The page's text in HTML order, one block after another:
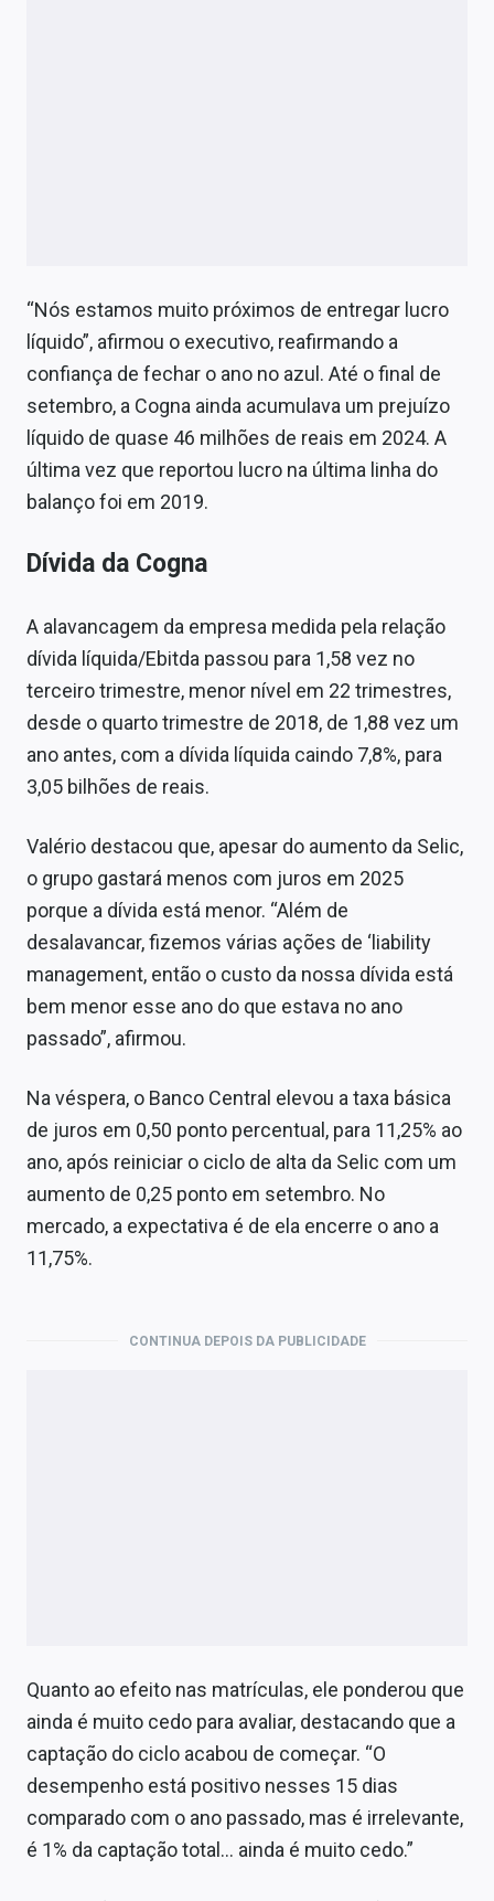
“Nós estamos muito próximos de entregar lucro
líquido”, afirmou o executivo, reafirmando a
confiança de fechar o ano no azul. Até o final de
setembro, a Cogna ainda acumulava um prejuízo
líquido de quase 46 milhões de reais em 2024. A
última vez que reportou lucro na última linha do
balanço foi em 2019.
Dívida da Cogna
A alavancagem da empresa medida pela relação
dívida líquida/Ebitda passou para 1,58 vez no
terceiro trimestre, menor nível em 22 trimestres,
desde o quarto trimestre de 2018, de 1,88 vez um
ano antes, com a dívida líquida caindo 7,8%, para
3,05 bilhões de reais.
Valério destacou que, apesar do aumento da Selic,
o grupo gastará menos com juros em 2025
porque a dívida está menor. “Além de
desalavancar, fizemos várias ações de ‘liability
management, então o custo da nossa dívida está
bem menor esse ano do que estava no ano
passado”, afirmou.
Na véspera, o Banco Central elevou a taxa básica
de juros em 0,50 ponto percentual, para 11,25% ao
ano, após reiniciar o ciclo de alta da Selic com um
aumento de 0,25 ponto em setembro. No
mercado, a expectativa é de ela encerre o ano a
11,75%.
CONTINUA DEPOIS DA PUBLICIDADE
Quanto ao efeito nas matrículas, ele ponderou que
ainda é muito cedo para avaliar, destacando que a
captação do ciclo acabou de começar. “O
desempenho está positivo nesses 15 dias
comparado com o ano passado, mas é irrelevante,
é 1% da captação total… ainda é muito cedo.”